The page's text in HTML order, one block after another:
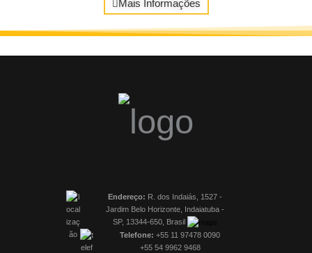
Mais Informações
Endereço: R. dos Indaiás, 1527 -
Jardim Belo Horizonte, Indaiatuba -
SP, 13344-650, Brasil
Telefone: +55 11 97478 0090
+55 54 9962 9468